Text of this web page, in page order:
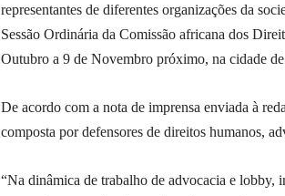
representantes de diferentes organizações da
Sessão Ordinária da Comissão africana dos
Outubro a 9 de Novembro próximo, na cidade
De acordo com a nota de imprensa enviada à
composta por defensores de direitos humanos,
“Na dinâmica de trabalho de advocacia e lobby,